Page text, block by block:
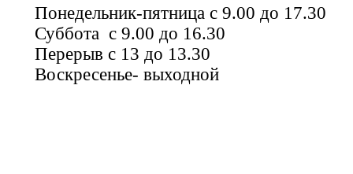
Понедельник-пятница с 9.00 до 17.30
Суббота с 9.00 до 16.30
Перерыв с 13 до 13.30
Воскресенье- выходной